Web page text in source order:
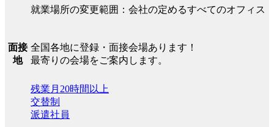
就業場所の変更範囲：会社の定めるすべてのオフィス
面接
地
全国各地に登録・面接会場あります！
最寄りの会場をご案内します。
残業月20時間以上
交替制
派遣社員